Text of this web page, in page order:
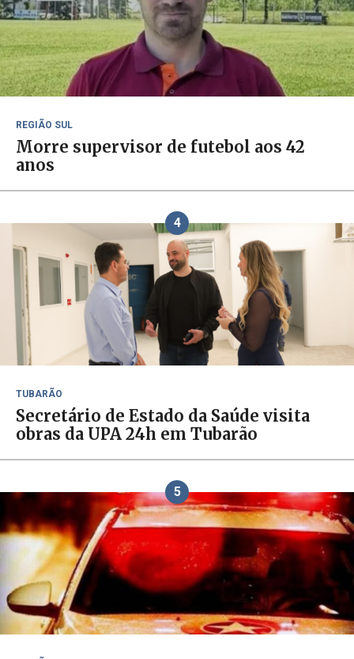
REGIÃO SUL
Morre supervisor de futebol aos 42
anos
4
TUBARÃO
Secretário de Estado da Saúde visita
obras da UPA 24h em Tubarão
5